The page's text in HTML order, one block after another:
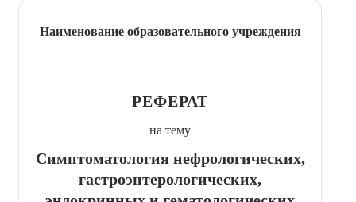
Наименование образовательного учреждения
РЕФЕРАТ
на тему
Симптоматология нефрологических,
гастроэнтерологических,